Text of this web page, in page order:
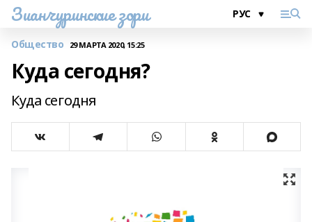
Зианчуринские зори
Общество 29 МАРТА 2020, 15:25
Куда сегодня?
Куда сегодня